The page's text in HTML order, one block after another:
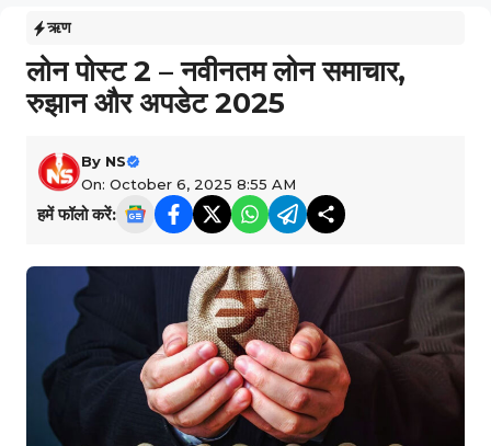
ऋण
लोन पोस्ट 2 – नवीनतम लोन समाचार,
रुझान और अपडेट 2025
By NS
On: October 6, 2025 8:55 AM
हमें फॉलो करें: